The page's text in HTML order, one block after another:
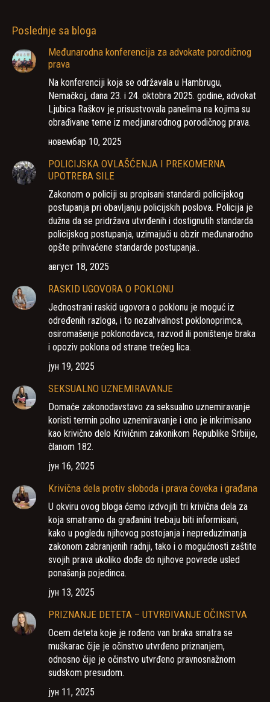
Poslednje sa bloga
Međunarodna konferencija za advokate porodičnog
prava
Na konferenciji koja se održavala u Hambrugu,
Nemačkoj, dana 23. i 24. oktobra 2025. godine, advokat
Ljubica Raškov je prisustvovala panelima na kojima su
obrađivane teme iz medjunarodnog porodičnog prava.
новембар 10, 2025
POLICIJSKA OVLAŠĆENJA I PREKOMERNA
UPOTREBA SILE
Zakonom o policiji su propisani standardi policijskog
postupanja pri obavljanju policijskih poslova. Policija je
dužna da se pridržava utvrđenih i dostignutih standarda
policijskog postupanja, uzimajući u obzir međunarodno
opšte prihvaćene standarde postupanja..
август 18, 2025
RASKID UGOVORA O POKLONU
Jednostrani raskid ugovora o poklonu je moguć iz
određenih razloga, i to nezahvalnost poklonoprimca,
osiromašenje poklonodavca, razvod ili poništenje braka
i opoziv poklona od strane trećeg lica.
јун 19, 2025
SEKSUALNO UZNEMIRAVANJE
Domaće zakonodavstavo za seksualno uznemiravanje
koristi termin polno uznemiravanje i ono je inkrimisano
kao krivično delo Krivičnim zakonikom Republike Srbiije,
članom 182.
јун 16, 2025
Krivična dela protiv sloboda i prava čoveka i građana
U okviru ovog bloga ćemo izdvojiti tri krivična dela za
koja smatramo da građanini trebaju biti informisani,
kako u pogledu njihovog postojanja i nepreduzimanja
zakonom zabranjenih radnji, tako i o mogućnosti zaštite
svojih prava ukoliko dođe do njihove povrede usled
ponašanja pojedinca.
јун 13, 2025
PRIZNANJE DETETA – UTVRĐIVANJE OČINSTVA
Ocem deteta koje je rođeno van braka smatra se
muškarac čije je očinstvo utvrđeno priznanjem,
odnosno čije je očinstvo utvrđeno pravnosnažnom
sudskom presudom.
јун 11, 2025